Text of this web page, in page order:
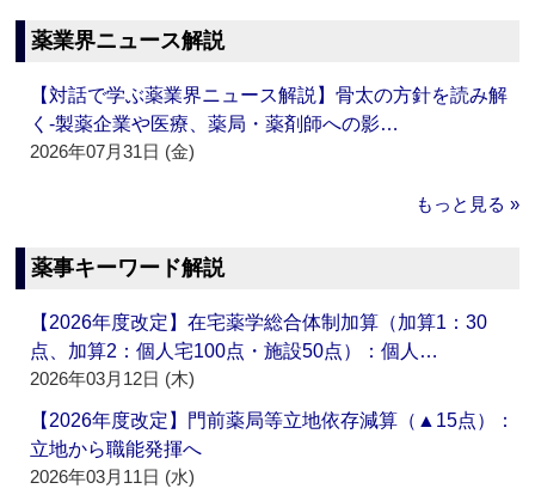
薬業界ニュース解説
【対話で学ぶ薬業界ニュース解説】骨太の方針を読み解
く‐製薬企業や医療、薬局・薬剤師への影…
2026年07月31日 (金)
もっと見る »
薬事キーワード解説
【2026年度改定】在宅薬学総合体制加算（加算1：30
点、加算2：個人宅100点・施設50点）：個人…
2026年03月12日 (木)
【2026年度改定】門前薬局等立地依存減算（▲15点）：
立地から職能発揮へ
2026年03月11日 (水)